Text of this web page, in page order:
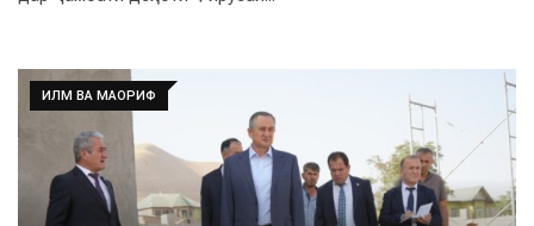
ИЛМ ВА МАОРИФ